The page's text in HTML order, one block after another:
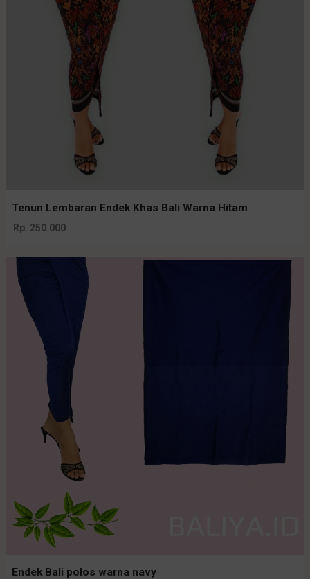
Tenun Lembaran Endek Khas Bali Warna Hitam
Rp. 250.000
Endek Bali polos warna navy